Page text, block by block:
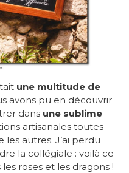
une multitude de
avons pu en découvrir
dans une sublime
artisanales toutes
autres. J’ai perdu
la collégiale : voilà ce
roses et les dragons !